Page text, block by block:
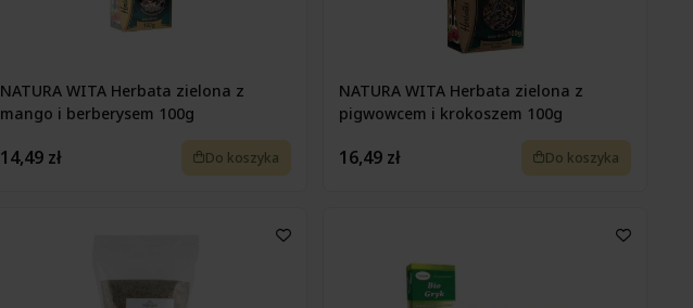
NATURA WITA Herbata zielona z
mango i berberysem 100g
14,49 zł Do koszyka
NATURA WITA Herbata zielona z
pigwowcem i krokoszem 100g
16,49 zł Do koszyka